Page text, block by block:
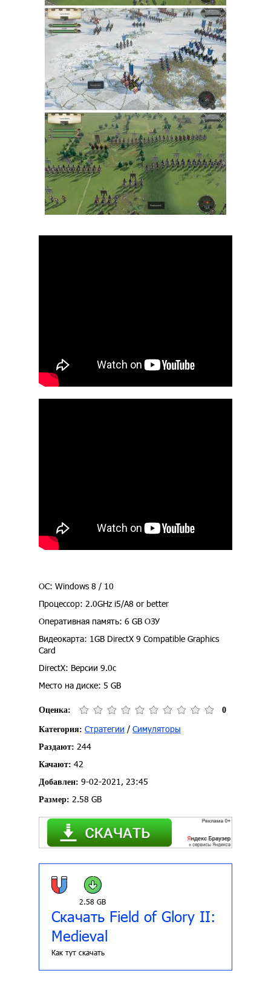
ОС: Windows 8 / 10
Процессор: 2.0GHz i5/A8 or better
Оперативная память: 6 GB ОЗУ
Видеокарта: 1GB DirectX 9 Compatible Graphics
Card
DirectX: Версии 9.0c
Место на диске: 5 GB
Оценка: 0
Категория: Стратегии / Симуляторы
Раздают: 244
Качают: 42
Добавлен: 9-02-2021, 23:45
Размер: 2.58 GB
2.58 GB
Скачать Field of Glory II:
Medieval
Как тут скачать